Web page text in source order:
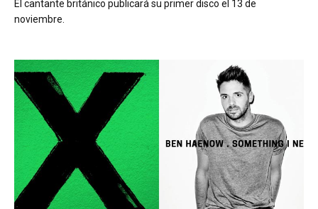
El cantante británico publicará su primer disco el 13 de
noviembre.